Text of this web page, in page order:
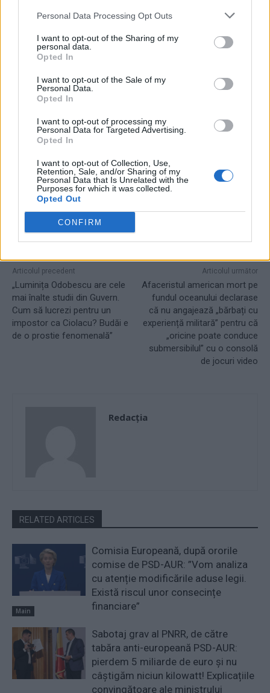
Personal Data Processing Opt Outs
I want to opt-out of the Sharing of my
personal data.
Opted In
I want to opt-out of the Sale of my
Personal Data.
Opted In
I want to opt-out of processing my
Personal Data for Targeted Advertising.
Opted In
I want to opt-out of Collection, Use,
Retention, Sale, and/or Sharing of my
Personal Data that Is Unrelated with the
Purposes for which it was collected.
Opted Out
CONFIRM
Mihăilă, Sfântul Moruțan și Sfânta Bară. Goluri-
o statuie: ne-a salvat și în Kosovo, și în Elveția
aur rusia Valerii Kuzmin
Articolul precedent
„Luminița Odobescu are cele
mai înalte studii din Guvern.
Cum să lucrezi pentru un
impostor ca Ciolacu? Budăi e
de o prostie fenomenală”
Articolul următor
Afaceristul american mort pe
fundul oceanului declarase
că nu angajează „bărbați cu
experiență militară” pentru că
„oricine poate conduce
submersibilul” cu o consolă
de jocuri video
Redacţia
RELATED ARTICLES
Main
Comisia Europeană, după ororile
comise de PSD-AUR: ”Vom analiza
cu atenție modificările aduse legii.
Există riscul unor consecințe
financiare”
Sabotaj grav al PNRR, de către
tabăra anti-europeană PSD-AUR:
pierdem 5 miliarde de euro și nu
câștigăm niciun kilowatt! Explicațiile
convingătoare ale ministrului